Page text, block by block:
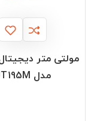
مولتی متر
مدل UT195M